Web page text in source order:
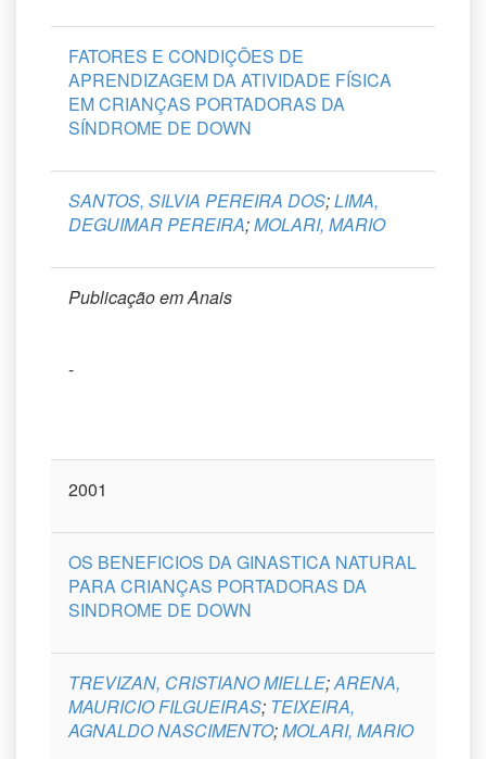
FATORES E CONDIÇÕES DE
APRENDIZAGEM DA ATIVIDADE FÍSICA
EM CRIANÇAS PORTADORAS DA
SÍNDROME DE DOWN
SANTOS, SILVIA PEREIRA DOS;LIMA,
DEGUIMAR PEREIRA;MOLARI, MARIO
Publicação em Anais
-
2001
OS BENEFICIOS DA GINASTICA NATURAL
PARA CRIANÇAS PORTADORAS DA
SINDROME DE DOWN
TREVIZAN, CRISTIANO MIELLE;ARENA,
MAURICIO FILGUEIRAS; TEIXEIRA,
AGNALDO NASCIMENTO;MOLARI, MARIO